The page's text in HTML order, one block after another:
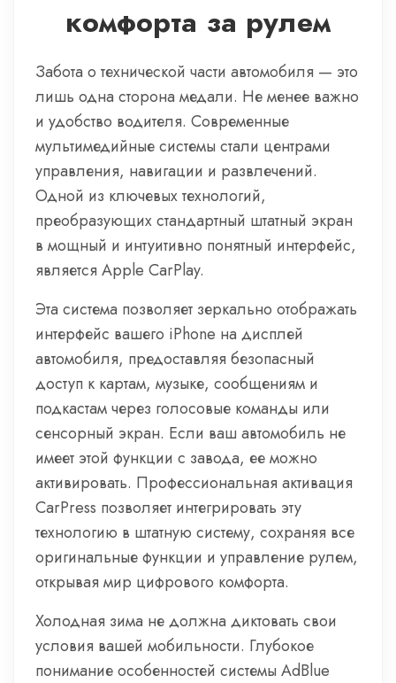
комфорта за рулем
Забота о технической части автомобиля — это
лишь одна сторона медали. Не менее важно
и удобство водителя. Современные
мультимедийные системы стали центрами
управления, навигации и развлечений.
Одной из ключевых технологий,
преобразующих стандартный штатный экран
в мощный и интуитивно понятный интерфейс,
является Apple CarPlay.
Эта система позволяет зеркально отображать
интерфейс вашего iPhone на дисплей
автомобиля, предоставляя безопасный
доступ к картам, музыке, сообщениям и
подкастам через голосовые команды или
сенсорный экран. Если ваш автомобиль не
имеет этой функции с завода, ее можно
активировать. Профессиональная активация
CarPress позволяет интегрировать эту
технологию в штатную систему, сохраняя все
оригинальные функции и управление рулем,
открывая мир цифрового комфорта.
Холодная зима не должна диктовать свои
условия вашей мобильности. Глубокое
понимание особенностей системы AdBlue